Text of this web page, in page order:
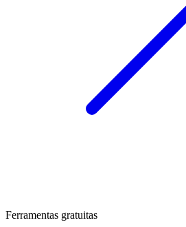
Ferramentas gratuitas